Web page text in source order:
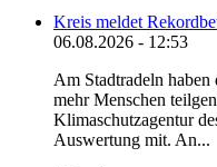
Kreis meldet
06.08.2026 - 12:53
Am Stadtradeln
mehr Menschen
Klimaschutzagentur
Auswertung mit. An...